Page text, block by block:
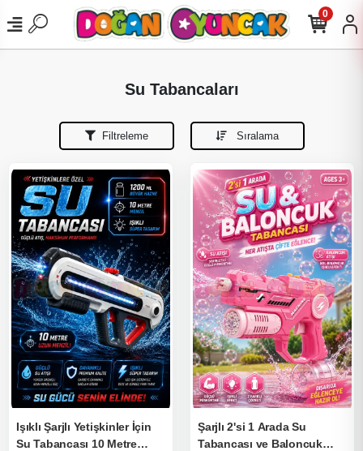
0
Su Tabancaları
Filtreleme Sıralama
Işıklı Şarjlı Yetişkinler İçin
Su Tabancası 10 Metre
Şarjlı 2'si 1 Arada Su
Tabancası ve Baloncuk